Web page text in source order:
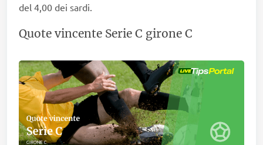
del 4,00 dei sardi.
Quote vincente Serie C girone C